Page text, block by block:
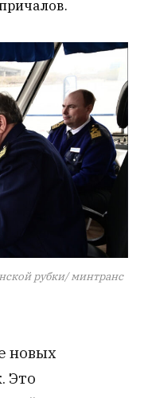
рубки/ минтранс
новых
Это